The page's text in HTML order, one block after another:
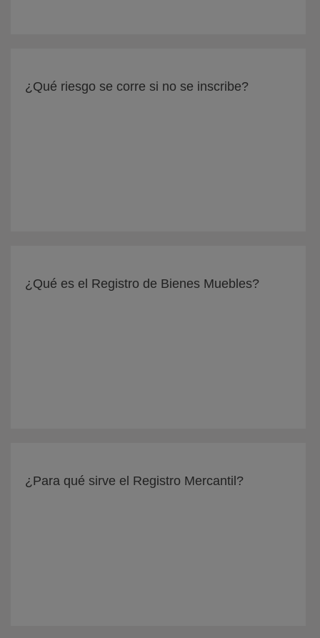
¿Qué riesgo se corre si no se inscribe?
¿Qué es el Registro de Bienes Muebles?
¿Para qué sirve el Registro Mercantil?